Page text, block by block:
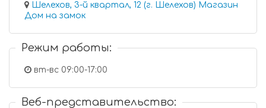
Шелехов, 3-й квартал, 12 (г. Шелехов) Магазин
Дом на замок
Режим работы:
вт-вс 09:00-17:00
Веб-представительство: